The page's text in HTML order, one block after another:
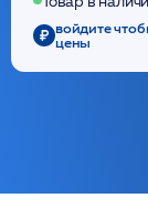
войдите
цены